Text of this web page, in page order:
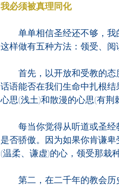
我必须被真理同化
单单相信圣经还不够，我
这样做有五种方法：领受、阅
首先，以开放和受教的态
话语能否在我们生命中扎根
心思(浅土)和散漫的心思(有荆
每当你觉得从听道或圣经
是否骄傲。因为如果你肯谦
(温柔、谦虚)的心，领受那栽
第二，在二千年的教会历